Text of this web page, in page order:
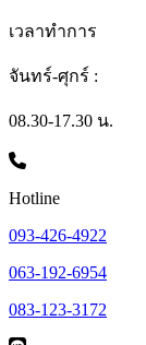
เวลาทำการ
จันทร์-ศุกร์ :
08.30-17.30 น.
Hotline
093-426-4922
063-192-6954
083-123-3172